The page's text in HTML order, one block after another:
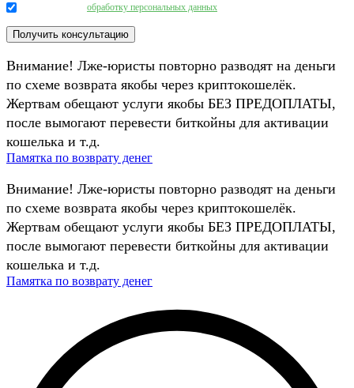
обработку персональных данных
Внимание! Лже-юристы повторно разводят на деньги
по схеме возврата якобы через криптокошелёк.
Жертвам обещают услуги якобы БЕЗ ПРЕДОПЛАТЫ,
после вымогают перевести биткойны для активации
кошелька и т.д.
Памятка по возврату денег
Внимание! Лже-юристы повторно разводят на деньги
по схеме возврата якобы через криптокошелёк.
Жертвам обещают услуги якобы БЕЗ ПРЕДОПЛАТЫ,
после вымогают перевести биткойны для активации
кошелька и т.д.
Памятка по возврату денег